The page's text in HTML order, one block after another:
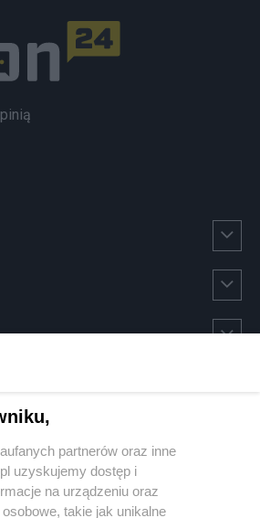
partnerów oraz inne
uzyskujemy dostęp i
na urządzeniu oraz
takie jak unikalne